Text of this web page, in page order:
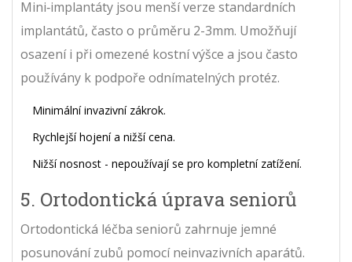
Mini‑implantáty jsou menší verze standardních
implantátů, často o průměru 2-3mm. Umožňují
osazení i při omezené kostní výšce a jsou často
používány k podpoře odnímatelných protéz.
Minimální invazivní zákrok.
Rychlejší hojení a nižší cena.
Nižší nosnost - nepoužívají se pro kompletní zatížení.
5. Ortodontická úprava seniorů
Ortodontická léčba seniorů zahrnuje jemné
posunování zubů pomocí neinvazivních aparátů.